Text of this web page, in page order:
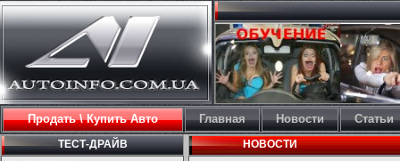
Продать \ Купить Авто Главная Новости Статьи
ТЕСТ-ДРАЙВ НОВОСТИ